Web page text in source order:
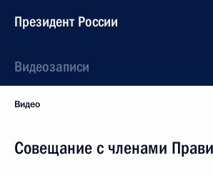
Президент России
Видеозаписи
Видео
Совещание с членами